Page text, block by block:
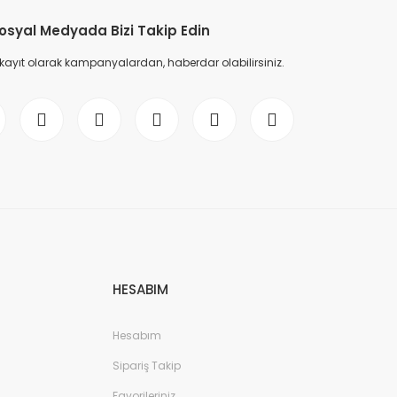
Medyada Bizi Takip Edin
olarak kampanyalardan, haberdar olabilirsiniz.
HESABIM
Hesabım
Sipariş Takip